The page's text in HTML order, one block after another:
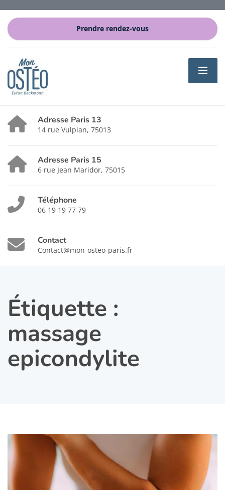
Prendre rendez-vous
Adresse Paris 13
14 rue Vulpian, 75013
Adresse Paris 15
6 rue Jean Maridor, 75015
Téléphone
06 19 19 77 79
Contact
Contact@mon-osteo-paris.fr
Étiquette :
massage
epicondylite